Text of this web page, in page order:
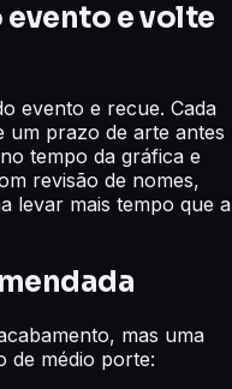
evento e volte
evento e recue. Cada
um prazo de arte antes
tempo da gráfica e
revisão de nomes,
levar mais tempo que a
mas uma
de médio porte: